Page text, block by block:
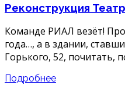
Реконструкция
Команде РИАЛ везёт!
года…, а в здании,
Горького, 52,
Подробнее